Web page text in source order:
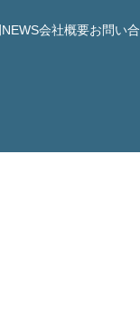
NEWS会社概要お問い合